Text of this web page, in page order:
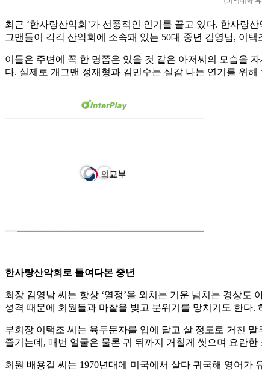
최근 ‘한사랑산악회’가 선풍적인 인기를 끌고 있다. 한사랑
그맨들이 각각 산악회에 소속돼 있는 50대 중년 김영남, 이
이들은 주변에 꼭 한 명쯤은 있을 것 같은 아저씨의 모습을
다. 실제로 개그맨 정재형과 김민수는 실감 나는 연기를 위
한사랑산악회로 들여다본 중년
회장 김영남 씨는 항상 ‘열정’을 외치는 기운 넘치는 경상
성격 때문에 회원들과 마찰을 빚고 분위기를 망치기도 한다
부회장 이택조 씨는 육두문자를 입에 달고 살 정도로 거친
즐기는데, 매번 얼굴은 물론 귀 뒤까지 거칠게 씻으며 요란
회원 배용길 씨는 1970년대에 미국에서 살다 귀국해 영어가